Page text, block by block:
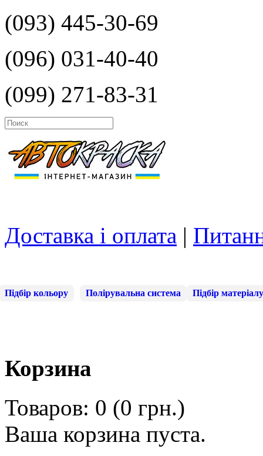
(093) 445-30-69
(096) 031-40-40
(099) 271-83-31
Доставка і оплата |
Підбір кольору Полірувальна система Підбір матеріалу
Корзина
Товаров: 0 (0 грн.)
Ваша корзина пуста.